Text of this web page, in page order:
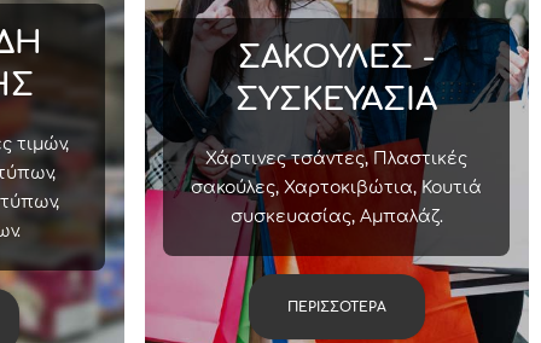
τιμών,
ΣΑΚΟΥΛΕΣ -
ΣΥΣΚΕΥΑΣΙΑ
Χάρτινες τσάντες, Πλαστικές
σακούλες, Χαρτοκιβώτια, Κουτιά
συσκευασίας, Αμπαλάζ.
ΠΕΡΙΣΣΟΤΕΡΑ